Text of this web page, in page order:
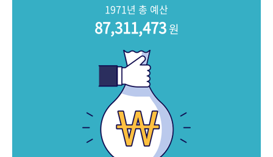
1971년 총 예산
87,311,473원